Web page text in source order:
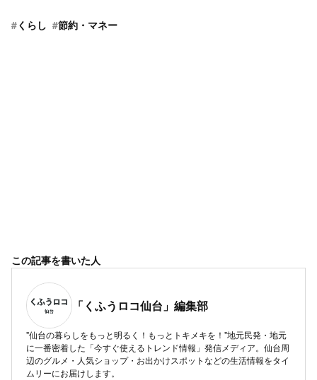
#くらし #節約・マネー
この記事を書いた人
「くふうロコ仙台」編集部
"仙台の暮らしをもっと明るく！もっとトキメキを！"地元民発・地元
に一番密着した「今すぐ使えるトレンド情報」発信メディア。仙台周
辺のグルメ・人気ショップ・お出かけスポットなどの生活情報をタイ
ムリーにお届けします。